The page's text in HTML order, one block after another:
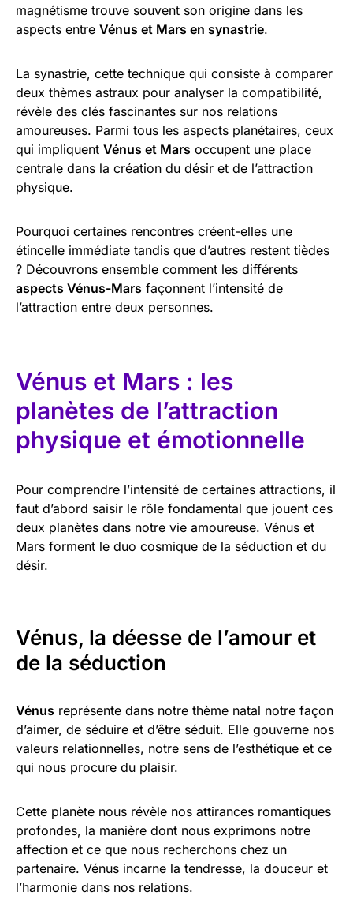
magnétisme trouve souvent son origine dans les
aspects entre Vénus et Mars en synastrie.
La synastrie, cette technique qui consiste à comparer
deux thèmes astraux pour analyser la compatibilité,
révèle des clés fascinantes sur nos relations
amoureuses. Parmi tous les aspects planétaires, ceux
qui impliquent Vénus et Mars occupent une place
centrale dans la création du désir et de l’attraction
physique.
Pourquoi certaines rencontres créent-elles une
étincelle immédiate tandis que d’autres restent tièdes
? Découvrons ensemble comment les différents
aspects Vénus-Mars façonnent l’intensité de
l’attraction entre deux personnes.
Vénus et Mars : les
planètes de l’attraction
physique et émotionnelle
Pour comprendre l’intensité de certaines attractions, il
faut d’abord saisir le rôle fondamental que jouent ces
deux planètes dans notre vie amoureuse. Vénus et
Mars forment le duo cosmique de la séduction et du
désir.
Vénus, la déesse de l’amour et
de la séduction
Vénus représente dans notre thème natal notre façon
d’aimer, de séduire et d’être séduit. Elle gouverne nos
valeurs relationnelles, notre sens de l’esthétique et ce
qui nous procure du plaisir.
Cette planète nous révèle nos attirances romantiques
profondes, la manière dont nous exprimons notre
affection et ce que nous recherchons chez un
partenaire. Vénus incarne la tendresse, la douceur et
l’harmonie dans nos relations.